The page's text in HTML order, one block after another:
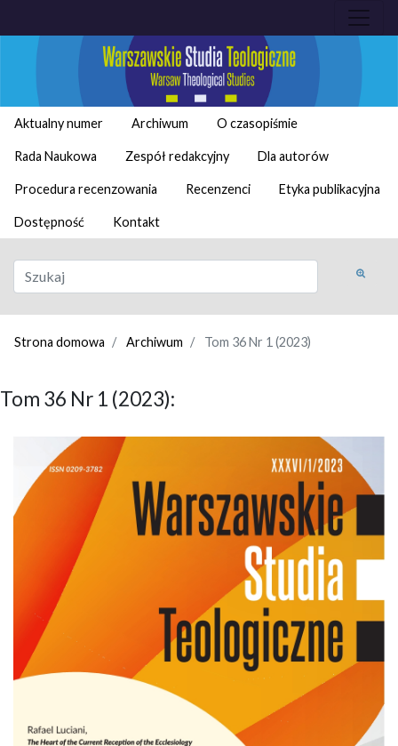
Aktualny numer Archiwum O czasopiśmie
Rada Naukowa Zespół redakcyjny Dla autorów
Procedura recenzowania Recenzenci Etyka publikacyjna
Dostępność Kontakt
Strona domowa Archiwum Tom 36 Nr 1 (2023)
Tom 36 Nr 1 (2023):